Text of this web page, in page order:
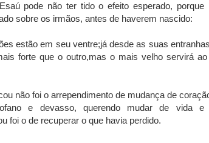
pode não ter tido o efeito esperado, porque
sobre os irmãos, antes de haverem nascido:
estão em seu ventre;já desde as suas
forte que o outro,mas o mais velho servirá
não foi o arrependimento de mudança de
e devasso, querendo mudar de vida e
foi o de recuperar o que havia perdido.